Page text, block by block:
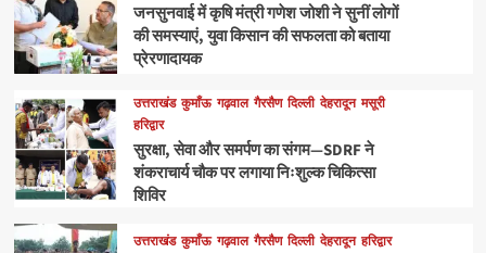
जनसुनवाई में कृषि मंत्री गणेश जोशी ने सुनीं लोगों
की समस्याएं, युवा किसान की सफलता को बताया
प्रेरणादायक
उत्तराखंड कुमाँऊ गढ़वाल गैरसैण दिल्ली देहरादून मसूरी
हरिद्वार
सुरक्षा, सेवा और समर्पण का संगम—SDRF ने
शंकराचार्य चौक पर लगाया निःशुल्क चिकित्सा
शिविर
उत्तराखंड कुमाँऊ गढ़वाल गैरसैण दिल्ली देहरादून हरिद्वार